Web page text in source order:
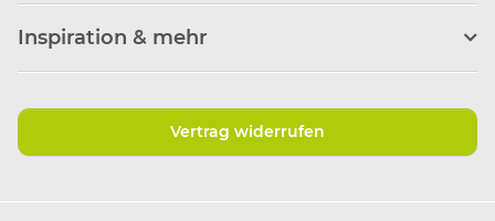
Inspiration & mehr
Vertrag widerrufen